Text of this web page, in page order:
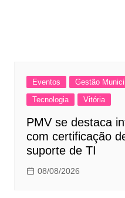
Eventos Gestão
Tecnologia
Vitória
PMV se destaca
com certificação
suporte de TI
08/08/2026